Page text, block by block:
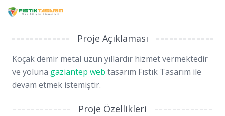
Proje Açıklaması
Koçak demir metal uzun yıllardır hizmet vermektedir
ve yoluna gaziantep web tasarım Fıstık Tasarım ile
devam etmek istemiştir.
Proje Özellikleri